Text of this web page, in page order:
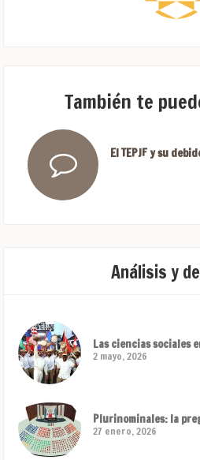
También te
El TEPJF y su
Análisis y
Las ciencias sociales
2 mayo, 2026
Plurinominales: la
27 enero, 2026